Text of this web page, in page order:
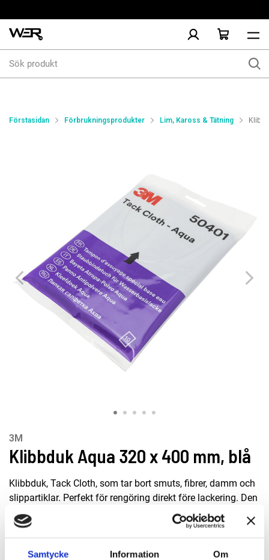
Samtycke Information Om
produkt
Förstasidan Förbrukningsprodukter Lim, Kaross & Tätning
3M
Klibbduk Aqua 320 x 400 mm, blå
Klibbduk, Tack Cloth, som tar bort smuts, fibrer, damm och
slippartiklar. Perfekt för rengöring direkt före lackering. Den
fungerar på många olika slags material, t.ex. metall, plast,
fiberglas och trä. Den förblir mjuk och torr, även vid
upprepad användning.